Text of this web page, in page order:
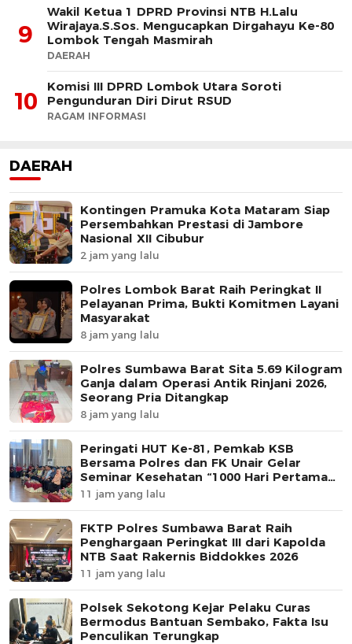
9
Wakil Ketua 1 DPRD Provinsi NTB H.Lalu
Wirajaya.S.Sos. Mengucapkan Dirgahayu Ke-80
Lombok Tengah Masmirah
DAERAH
10
Komisi III DPRD Lombok Utara Soroti
Pengunduran Diri Dirut RSUD
RAGAM INFORMASI
DAERAH
Kontingen Pramuka Kota Mataram Siap
Persembahkan Prestasi di Jambore
Nasional XII Cibubur
2 jam yang lalu
Polres Lombok Barat Raih Peringkat II
Pelayanan Prima, Bukti Komitmen Layani
Masyarakat
8 jam yang lalu
Polres Sumbawa Barat Sita 5.69 Kilogram
Ganja dalam Operasi Antik Rinjani 2026,
Seorang Pria Ditangkap
8 jam yang lalu
Peringati HUT Ke-81, Pemkab KSB
Bersama Polres dan FK Unair Gelar
Seminar Kesehatan “1000 Hari Pertama
Kehidupan”
11 jam yang lalu
FKTP Polres Sumbawa Barat Raih
Penghargaan Peringkat III dari Kapolda
NTB Saat Rakernis Biddokkes 2026
11 jam yang lalu
Polsek Sekotong Kejar Pelaku Curas
Bermodus Bantuan Sembako, Fakta Isu
Penculikan Terungkap